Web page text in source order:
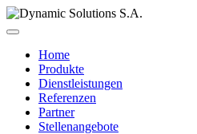
Home
Produkte
Dienstleistungen
Referenzen
Partner
Stellenangebote